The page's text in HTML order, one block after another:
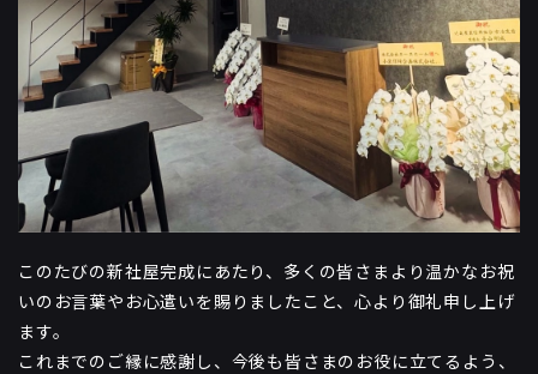
このたびの新社屋完成にあたり、多くの皆さまより温かなお祝
いのお言葉やお心遣いを賜りましたこと、心より御礼申し上げ
ます。
これまでのご縁に感謝し、今後も皆さまのお役に立てるよう、